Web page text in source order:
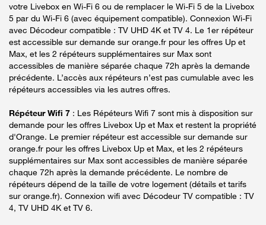
votre Livebox en Wi-Fi 6 ou de remplacer le Wi-Fi 5 de la Livebox
5 par du Wi-Fi 6 (avec équipement compatible). Connexion Wi-Fi
avec Décodeur compatible : TV UHD 4K et TV 4. Le 1er répéteur
est accessible sur demande sur orange.fr pour les offres Up et
Max, et les 2 répéteurs supplémentaires sur Max sont
accessibles de manière séparée chaque 72h après la demande
précédente. L’accès aux répéteurs n’est pas cumulable avec les
répéteurs accessibles via les autres offres.
Répéteur Wifi 7 : Les Répéteurs Wifi 7 sont mis à disposition sur
demande pour les offres Livebox Up et Max et restent la propriété
d'Orange. Le premier répéteur est accessible sur demande sur
orange.fr pour les offres Livebox Up et Max, et les 2 répéteurs
supplémentaires sur Max sont accessibles de manière séparée
chaque 72h après la demande précédente. Le nombre de
répéteurs dépend de la taille de votre logement (détails et tarifs
sur orange.fr). Connexion wifi avec Décodeur TV compatible : TV
4, TV UHD 4K et TV 6.